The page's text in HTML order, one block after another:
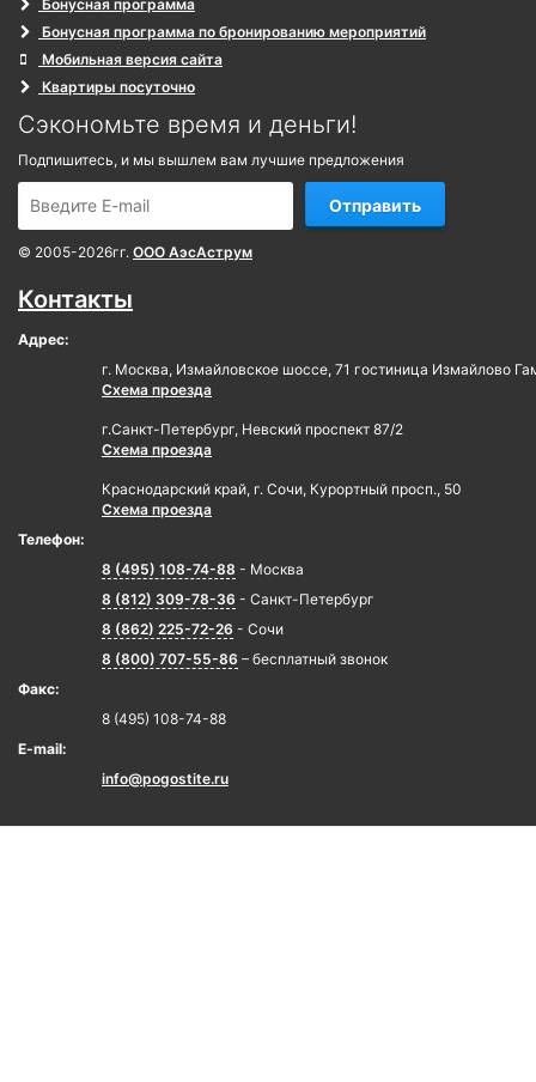
Бонусная программа
Бонусная программа по бронированию мероприятий
Мобильная версия сайта
Квартиры посуточно
Сэкономьте время и деньги!
Подпишитесь, и мы вышлем вам лучшие предложения
Отправить
© 2005-2026гг. ООО АэсАструм
Контакты
Адрес:
г. Москва, Измайловское шоссе, 71 гостиница Измайлово
Схема проезда
г.Санкт-Петербург, Невский проспект 87/2
Схема проезда
Краснодарский край, г. Сочи, Курортный просп., 50
Схема проезда
Телефон:
8 (495) 108-74-88 - Москва
8 (812) 309-78-36 - Санкт-Петербург
8 (862) 225-72-26 - Сочи
8 (800) 707-55-86 – бесплатный звонок
Факс:
8 (495) 108-74-88
E-mail:
info@pogostite.ru